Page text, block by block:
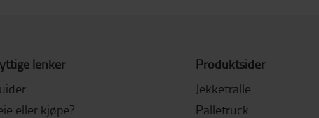
lenker
eller kjøpe?
Produktsider
Jekketralle
Palletruck